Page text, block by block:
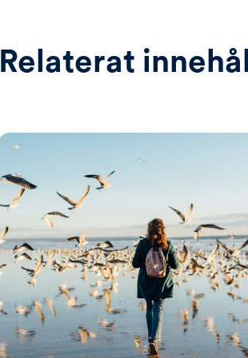
Relaterat